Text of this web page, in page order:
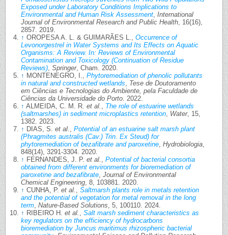
Exposed under Laboratory Conditions Implications to
Environmental and Human Risk Assessment International
Journal of Environmental Research and Public Health , 16(16),
2857. 2019.
↑ OROPESA A. L. & GUIMARÃES L., Occurrence of
Levonorgestrel in Water Systems and Its Effects on Aquatic
Organisms: A Review. In: Reviews of Environmental
Contamination and Toxicology (Continuation of Residue
Reviews) Springer, Cham. 2020.
↑ MONTENEGRO, I., Phytoremediation of phenolic pollutants
in natural and constructed wetlands
Tese de Doutoramento
em Ciências e Tecnologias do Ambiente, pela Faculdade de
Ciências da Universidade do Porto . 2022.
↑ ALMEIDA, C. M. R. et al.
The role of estuarine wetlands
(saltmarshes) in sediment microplastics retention Water, 15,
1382. 2023.
↑ DIAS, S. et al.
Potential of an estuarine salt marsh plant
(Phragmites australis (Cav.) Trin. Ex Steud) for
phytoremediation of bezafibrate and paroxetine Hydrobiologia
848(14), 3291-3304. 2020.
↑ FERNANDES, J. P. et al.
Potential of bacterial consortia
obtained from different environments for bioremediation of
paroxetine and bezafibrate Journal of Environmental
Chemical Engineering , 8, 103881. 2020.
↑ CUNHA, P. et al.
Saltmarsh plants role in metals retention
and the potential of vegetation for metal removal in the long
term Nature-Based Solutions , 5, 100110. 2024.
↑ RIBEIRO H. et al.
Salt marsh sediment characteristics as
key regulators on the efficiency of hydrocarbons
bioremediation by Juncus maritimus rhizospheric bacterial